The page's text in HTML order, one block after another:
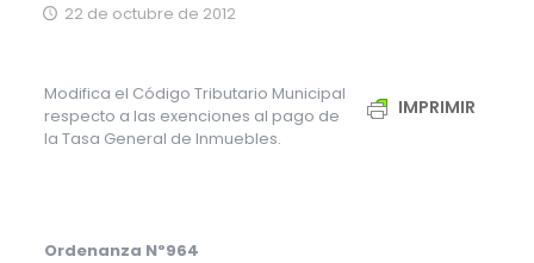
22 de octubre de 2012
IMPRIMIR
Modifica el Código Tributario Municipal
respecto a las exenciones al pago de
la Tasa General de Inmuebles.
Ordenanza Nº964